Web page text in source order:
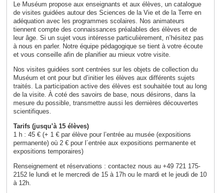
Le Muséum propose aux enseignants et aux élèves, un catalogue
de visites guidées autour des Sciences de la Vie et de la Terre en
adéquation avec les programmes scolaires. Nos animateurs
tiennent compte des connaissances préalables des élèves et de
leur âge. Si un sujet vous intéresse particulièrement, n’hésitez pas
à nous en parler. Notre équipe pédagogique se tient à votre écoute
et vous conseille afin de planifier au mieux votre visite.
Nos visites guidées sont centrées sur les objets de collection du
Muséum et ont pour but d’initier les élèves aux différents sujets
traités. La participation active des élèves est souhaitée tout au long
de la visite. À coté des savoirs de base, nous désirons, dans la
mesure du possible, transmettre aussi les dernières découvertes
scientifiques.
Tarifs (jusqu’à 15 élèves)
1 h : 45 € (+ 1 € par élève pour l’entrée au musée (expositions
permanente) où 2 € pour l´entrée aux expositions permanente et
expositions temporaires)
Renseignement et réservations : contactez nous au +49 721 175-
2152 le lundi et le mercredi de 15 à 17h ou le mardi et le jeudi de 10
à 12h.